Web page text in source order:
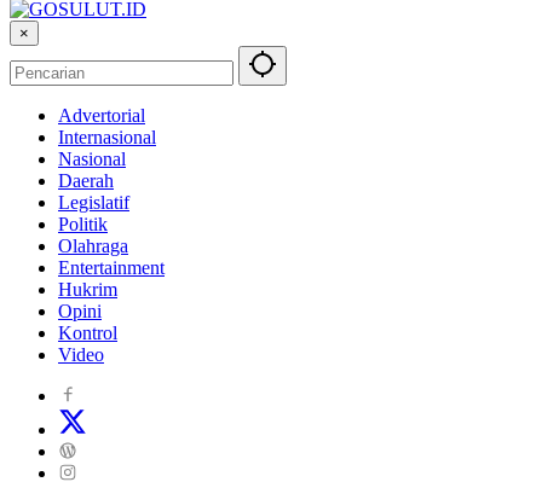
×
Advertorial
Internasional
Nasional
Daerah
Legislatif
Politik
Olahraga
Entertainment
Hukrim
Opini
Kontrol
Video